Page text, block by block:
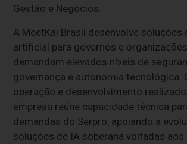
Gestão e Negócios.
A MeetKai Brasil desenvolve soluções
artificial para governos e
demandam elevados níveis de
governança e autonomia tecnológica.
operação e desenvolvimento
empresa reúne capacidade técnica
demandas do Serpro, apoiando a
soluções de IA soberana voltadas